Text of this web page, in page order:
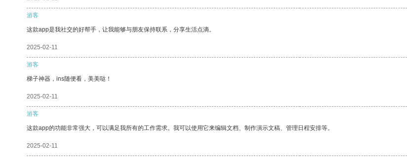
游客
这款app是我社交的好帮手，让我能够与朋友保持联系，分享生活点滴。
2025-02-11
游客
梯子神器，ins随便看，美美哒！
2025-02-11
游客
这款app的功能非常强大，可以满足我所有的工作需求。我可以使用它来编辑文档、制作演示文稿、管理日程安排等。
2025-02-11